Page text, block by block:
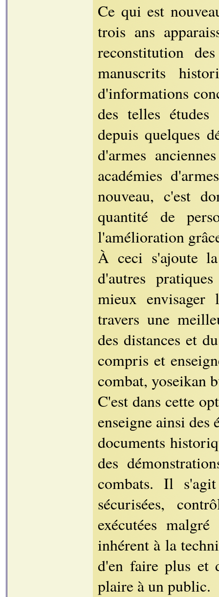
Ce qui est
trois ans
reconstitution
manuscrits
d'informations
des telles études
depuis quelques
d'armes
académies
nouveau, c'est
quantité de
l'amélioration
À ceci s'ajoute
d'autres
mieux
travers une
des distances et
compris et
combat, yoseikan
C'est dans cette
enseigne ainsi des
documents
des
combats. Il
sécurisées,
exécutées
inhérent à la
d'en faire plus et
plaire à un public.